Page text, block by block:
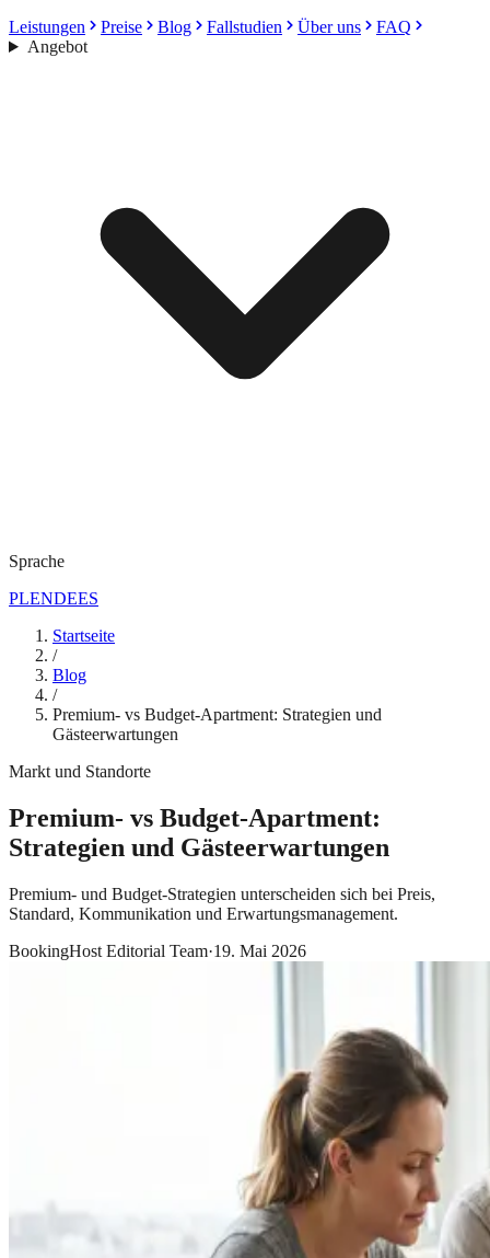
Leistungen
Preise Blog Fallstudien Über uns
FAQ
Angebot
Sprache
PLENDEES
Startseite
/
Blog
/
Premium- vs Budget-Apartment: Strategien und
Gästeerwartungen
Markt und Standorte
Premium- vs Budget-Apartment:
Strategien und Gästeerwartungen
Premium- und Budget-Strategien unterscheiden sich bei Preis,
Standard, Kommunikation und Erwartungsmanagement.
BookingHost Editorial Team·19. Mai 2026